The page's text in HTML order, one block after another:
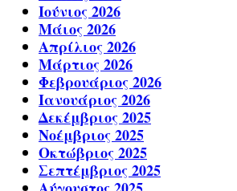
Ιούνιος 2026
Μάιος 2026
Απρίλιος 2026
Μάρτιος 2026
Φεβρουάριος 2026
Ιανουάριος 2026
Δεκέμβριος 2025
Νοέμβριος 2025
Οκτώβριος 2025
Σεπτέμβριος 2025